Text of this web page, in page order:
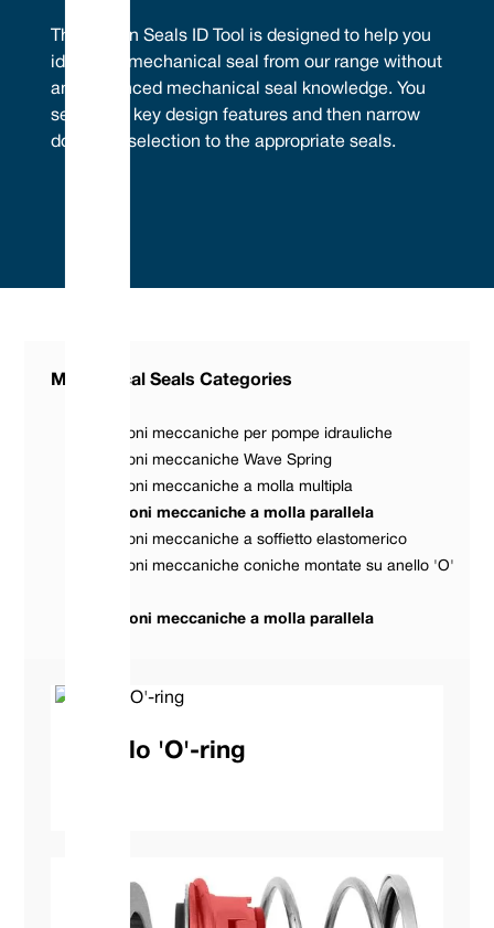
The Vulcan Seals ID Tool is designed to help you
identify a mechanical seal from our range without
any advanced mechanical seal knowledge. You
select the key design features and then narrow
down the selection to the appropriate seals.
Mechanical Seals Categories
Guarnizioni meccaniche per pompe idrauliche
Guarnizioni meccaniche Wave Spring
Guarnizioni meccaniche a molla multipla
Guarnizioni meccaniche a molla parallela
Guarnizioni meccaniche a soffietto elastomerico
Guarnizioni meccaniche coniche montate su anello 'O'
Guarnizioni meccaniche a molla parallela
Sigillo 'O'-ring